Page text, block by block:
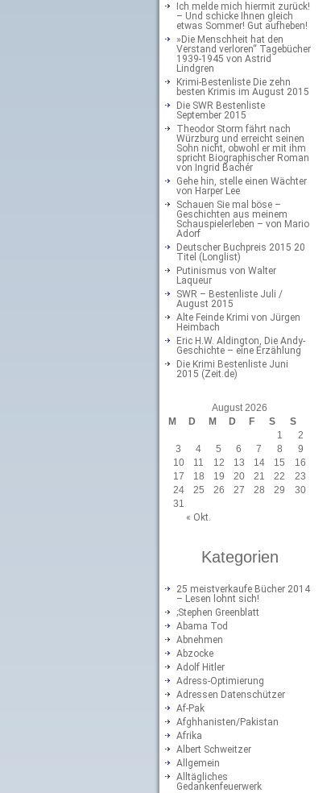
Ich melde mich hiermit zurück!
– Und schicke Ihnen gleich
etwas Sommer! Gut aufheben!
»Die Menschheit hat den
Verstand verloren“ Tagebücher
1939-1945 von Astrid
Lindgren
Krimi-Bestenliste Die zehn
besten Krimis im August 2015
Die SWR Bestenliste
September 2015
Theodor Storm fährt nach
Würzburg und erreicht seinen
Sohn nicht, obwohl er mit ihm
spricht Biographischer Roman
von Ingrid Bachér
Gehe hin, stelle einen Wächter
von Harper Lee
Schauen Sie mal böse –
Geschichten aus meinem
Schauspielerleben – von Mario
Adorf
Deutscher Buchpreis 2015 20
Titel (Longlist)
Putinismus von Walter
Laqueur
SWR – Bestenliste Juli /
August 2015
Alte Feinde Krimi von Jürgen
Heimbach
Eric H.W. Aldington, Die Andy-
Geschichte – eine Erzählung
Die Krimi Bestenliste Juni
2015 (Zeit.de)
August 2026
M
D M D F S S
« Okt.
1
2
3
4 5 6 7 8
9
10
11 12 13 14 15
16
17
18 19 20 21 22
23
24
25 26 27 28 29
30
31
Kategorien
25 meistverkaufe Bücher 2014
– Lesen lohnt sich!
;Stephen Greenblatt
Abama Tod
Abnehmen
Abzocke
Adolf Hitler
Adress-Optimierung
Adressen Datenschützer
Af-Pak
Afghhanisten/Pakistan
Afrika
Albert Schweitzer
Allgemein
Alltägliches
Gedankenfeuerwerk